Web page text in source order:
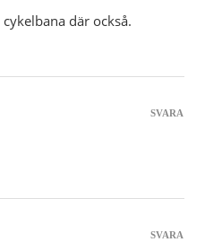
där också.
SVARA
SVARA